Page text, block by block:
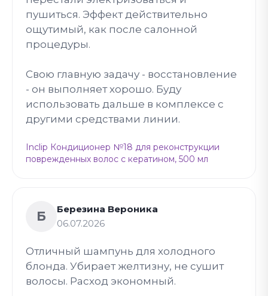
пушиться. Эффект действительно
ощутимый, как после салонной
процедуры.
Свою главную задачу - восстановление
- он выполняет хорошо. Буду
использовать дальше в комплексе с
другими средствами линии.
Inclip Кондиционер №18 для реконструкции
поврежденных волос с кератином, 500 мл
Б
Березина Вероника
06.07.2026
Отличный шампунь для холодного
блонда. Убирает желтизну, не сушит
волосы. Расход экономный.